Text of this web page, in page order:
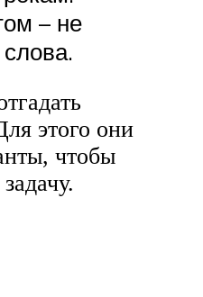
– не
этого они
чтобы